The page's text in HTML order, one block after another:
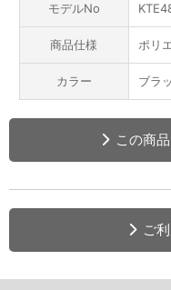
モデルNo
商品仕様 ポリ
カラー ブラ
この商
ご